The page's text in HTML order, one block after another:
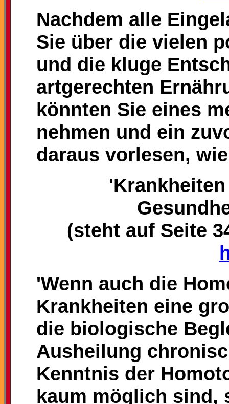
Nachdem alle
Sie über die vielen
und die kluge
artgerechten
könnten Sie eines
nehmen und ein
daraus vorlesen,
(steht auf Seite
'Wenn auch die
Krankheiten eine
die biologische
Ausheilung
Kenntnis der
kaum möglich sind,